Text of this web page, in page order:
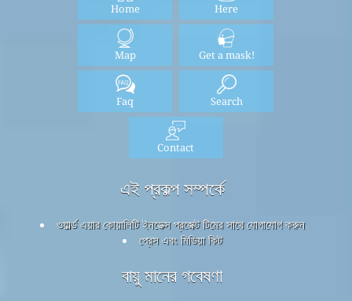
Home Here
Map Get a mask!
Faq Search
Contact
এই প্রকল্প সম্পর্কে
ওয়ার্ল্ড এয়ার কোয়ালিটি ইনডেক্স প্রজেক্ট টিমের সাথে যোগাযোগ করুন
প্রেস এবং মিডিয়া কিট
বায়ু মানের গবেষণা